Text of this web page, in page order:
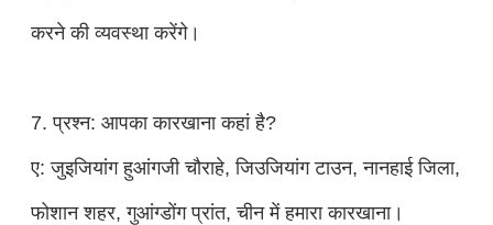
करने की व्यवस्था करेंगे।
7. प्रश्न: आपका कारखाना कहां है?
ए: जुइजियांग हुआंगजी चौराहे, जिउजियांग टाउन, नानहाई जिला,
फोशान शहर, गुआंग्डोंग प्रांत, चीन में हमारा कारखाना।